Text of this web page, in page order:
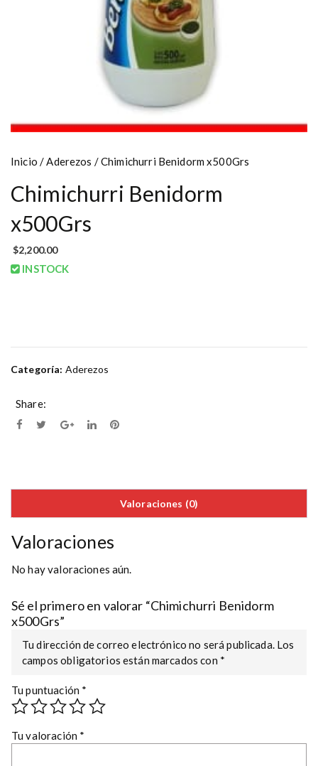
Inicio /Aderezos / Chimichurri Benidorm x500Grs
Chimichurri Benidorm
x500Grs
$2,200.00
INSTOCK
Categoría: Aderezos
Share:
Valoraciones (0)
Valoraciones
No hay valoraciones aún.
Sé el primero en valorar “Chimichurri Benidorm
x500Grs”
Tu dirección de correo electrónico no será publicada. Los
campos obligatorios están marcados con *
Tu puntuación *
Tu valoración *